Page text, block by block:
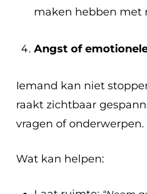
maken hebben met
Angst of
Iemand kan niet
raakt zichtbaar
vragen of onderwerpen.
Wat kan helpen: